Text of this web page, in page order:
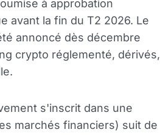
à approbation
avant la fin du T2 2026. Le
annoncé dès décembre
crypto réglementé, dérivés,
s'inscrit dans une
marchés financiers) suit de